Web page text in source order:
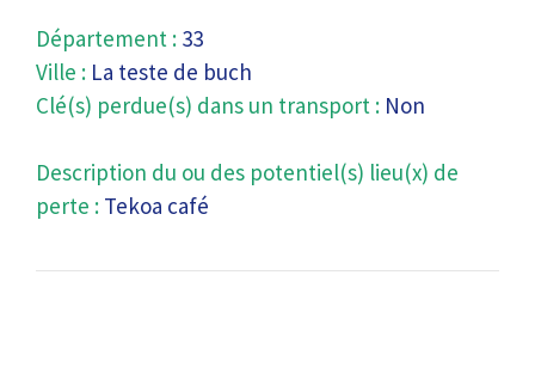
Département : 33
Ville : La teste de buch
Clé(s) perdue(s) dans un transport : Non
Description du ou des potentiel(s) lieu(x) de
perte : Tekoa café